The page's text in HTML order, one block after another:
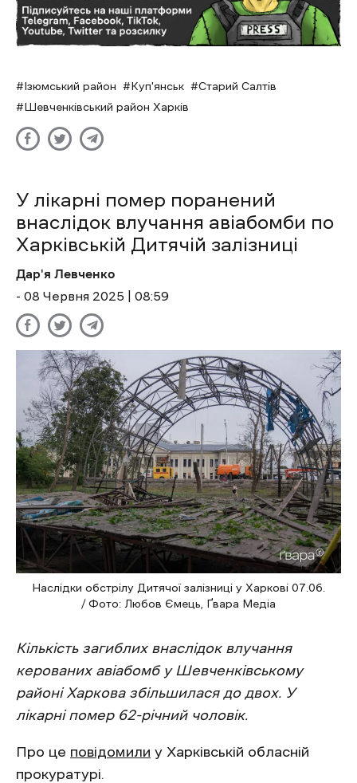
Ізюмський район Куп'янськ
Старий Салтів
Шевченківський район Харків
У лікарні помер поранений
внаслідок влучання авіабомби по
Харківській Дитячій залізниці
Дар'я Левченко
- 08 Червня 2025 | 08:59
Наслідки обстрілу Дитячої залізниці у Харкові 07.06.
/ Фото: Любов Ємець, Ґвара Медіа
Кількість загиблих внаслідок влучання
керованих авіабомб у Шевченківському
районі Харкова збільшилася до двох. У
лікарні помер 62-річний чоловік.
Про це повідомили у Харківській обласній
прокуратурі.